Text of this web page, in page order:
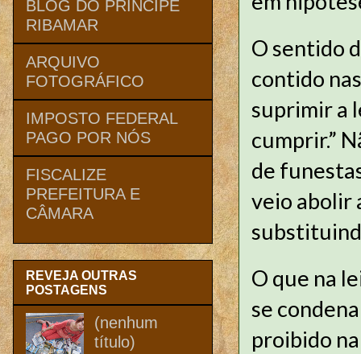
O sentido
contido
suprimir a
cumprir.”
de
veio abolir
O que na
se
proibido
BLOG DO PRINCIPE
RIBAMAR
ARQUIVO
FOTOGRÁFICO
IMPOSTO FEDERAL
PAGO POR NÓS
FISCALIZE
PREFEITURA E
CÂMARA
REVEJA OUTRAS
POSTAGENS
(nenhum
título)